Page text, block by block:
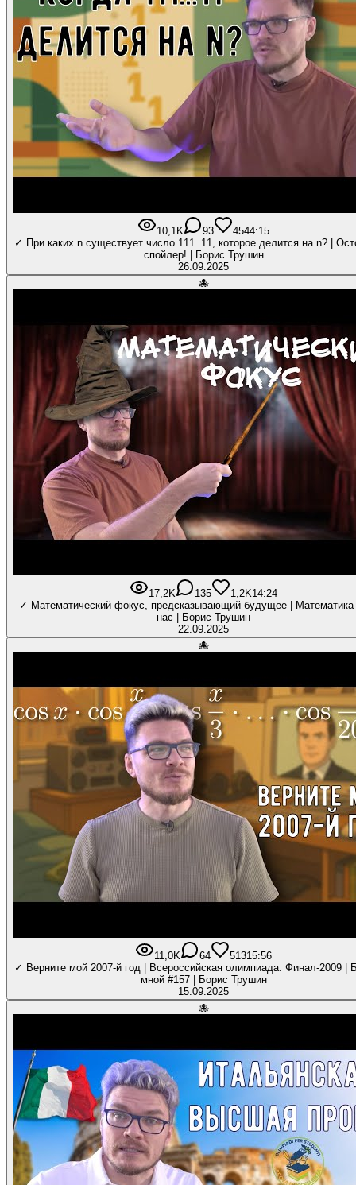
10,1K 93 4544:15
✓ При каких n существует число 111..11, которое делится на n? |
спойлер! | Борис Трушин
26.09.2025
🐙
17,2K 135 1,2K14:24
✓ Математический фокус, предсказывающий будущее | Математика
нас | Борис Трушин
22.09.2025
🐙
11,0K 64 51315:56
✓ Верните мой 2007-й год | Всероссийская олимпиада. Финал-2009 |
мной #157 | Борис Трушин
15.09.2025
🐙